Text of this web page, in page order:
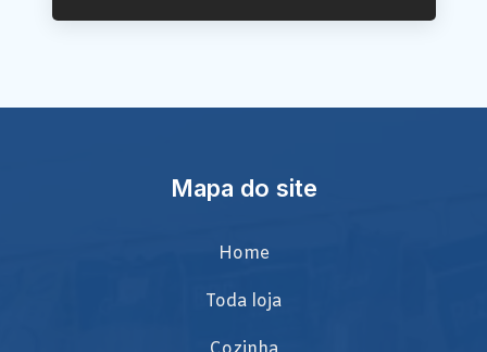
Mapa do site
Home
Toda loja